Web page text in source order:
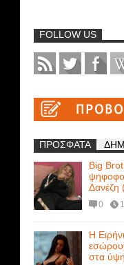
FOLLOW US
ΠΡΟΣΦΑΤΑ
Big
Δανέζη
0
Η
στα ύψη